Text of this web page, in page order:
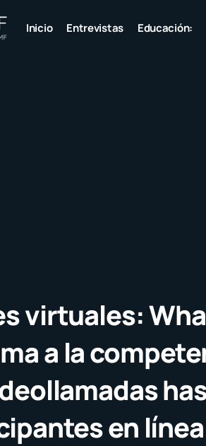
Inicio Entrevistas Educación:
virtuales:
a la
en línea